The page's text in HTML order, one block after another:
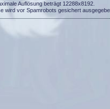
Auflösung beträgt 12288x8192.
wird vor Spamrobots gesichert